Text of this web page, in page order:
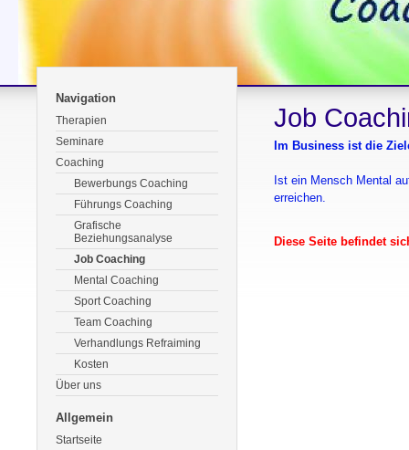
Navigation
Therapien
Seminare
Coaching
Bewerbungs Coaching
Führungs Coaching
Grafische
Beziehungsanalyse
Job Coaching
Mental Coaching
Sport Coaching
Team Coaching
Verhandlungs Refraiming
Kosten
Über uns
Allgemein
Startseite
Job
Im Business ist die
Ist ein Mensch Mental
erreichen.
Diese Seite befindet